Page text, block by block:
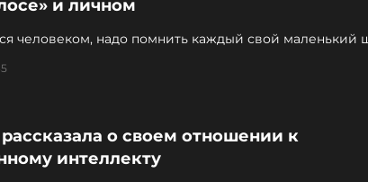
и личном
человеком, надо помнить каждый свой маленький
о своем отношении к
интеллекту